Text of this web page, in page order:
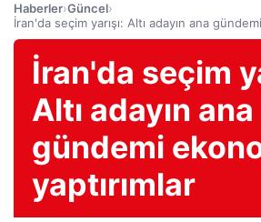
Haberler›Güncel›
İran'da seçim yarışı: Altı adayın ana
İran'da seçim
Altı adayın ana
gündemi
yaptırımlar